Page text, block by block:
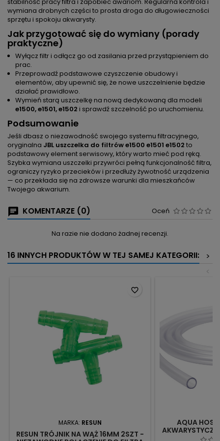
wymiana drobnych części to prosta droga do długowieczności
sprzętu i spokoju akwarysty.
Jak przygotować się do wymiany (porady
praktyczne)
Wyłącz filtr i odłącz go od zasilania przed przystąpieniem do
prac.
Przeprowadź podstawowe czyszczenie obudowy i
elementów, aby upewnić się, że nowe uszczelnienie będzie
działać prawidłowo.
Wymień starą uszczelkę na nową dedykowaną dla modeli
e1500, e1501, e1502 i sprawdź szczelność po uruchomieniu.
Podsumowanie
Jeśli dbasz o niezawodność swojego systemu filtracyjnego,
oryginalna JBL uszczelka do filtrów e1500 e1501 e1502 to
podstawowy element serwisowy, który warto mieć pod ręką.
Szybka wymiana uszczelki przywróci pełną funkcjonalność filtra,
ograniczy ryzyko przecieków i przedłuży żywotność urządzenia
— co przekłada się na zdrowsze warunki dla mieszkańców
Twojego akwarium.
KOMENTARZE (0) Oceń
Na razie nie dodano żadnej recenzji.
16 INNYCH PRODUKTÓW W TEJ SAMEJ KATEGORII:
>
<
MARKA: RESUN
RESUN TRÓJNIK NA WĄŻ 16MM 2SZT -
favorite_border
AQUA HOSE